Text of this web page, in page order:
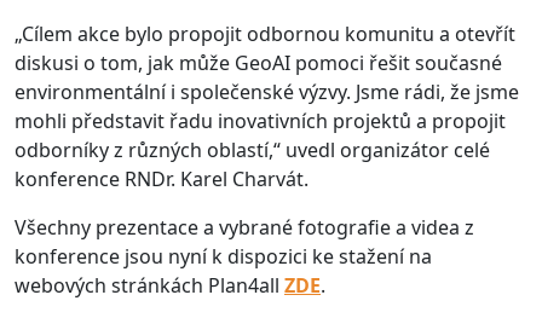
„Cílem akce bylo propojit odbornou komunitu a otevřít
diskusi o tom, jak může GeoAI pomoci řešit současné
environmentální i společenské výzvy. Jsme rádi, že jsme
mohli představit řadu inovativních projektů a propojit
odborníky z různých oblastí,“ uvedl organizátor celé
konference RNDr. Karel Charvát.
Všechny prezentace a vybrané fotografie a videa z
konference jsou nyní k dispozici ke stažení na
webových stránkách Plan4all ZDE.